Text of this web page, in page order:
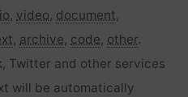
, video, document,
, archive, code, other.
Twitter and other services
will be automatically